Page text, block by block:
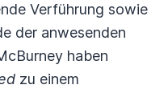
Verführung sowie
der anwesenden
haben
zu einem